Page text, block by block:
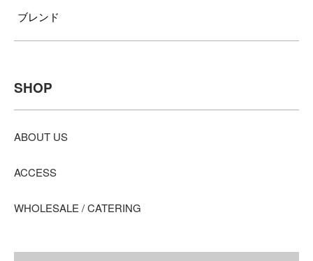
ブレンド
SHOP
ABOUT US
ACCESS
WHOLESALE / CATERING